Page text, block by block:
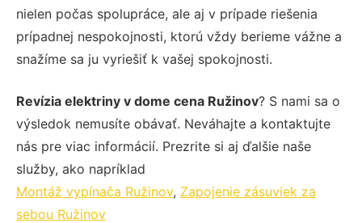
nielen počas spolupráce, ale aj v prípade riešenia
prípadnej nespokojnosti, ktorú vždy berieme vážne a
snažíme sa ju vyriešiť k vašej spokojnosti.
Revízia elektriny v dome cena Ružinov? S nami sa o
výsledok nemusíte obávať. Neváhajte a kontaktujte
nás pre viac informácií. Prezrite si aj ďalšie naše
služby, ako napríklad
Montáž vypínača Ružinov, Zapojenie zásuviek za
sebou Ružinov